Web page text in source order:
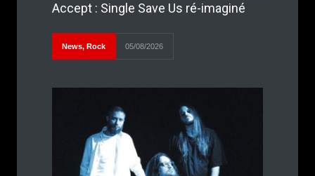
Accept : Single Save Us ré-imaginé
News, Rock 05/08/2026